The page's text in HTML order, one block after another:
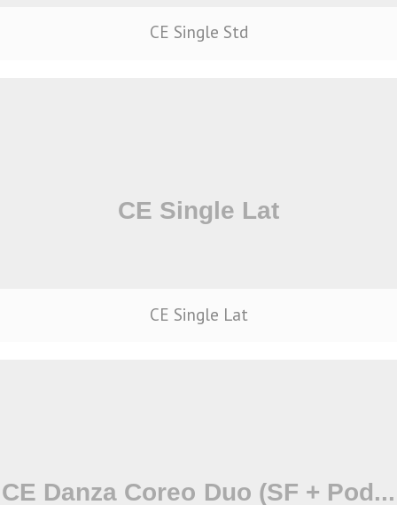
CE Single Std
CE Single Lat